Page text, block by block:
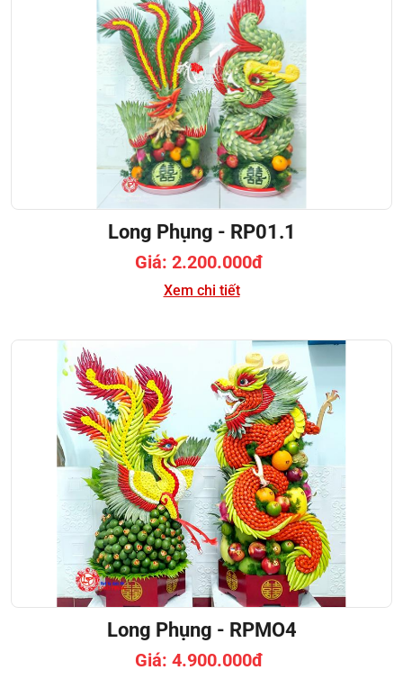
Long Phụng - RP01.1
Giá: 2.200.000đ
Xem chi tiết
Long Phụng - RPMO4
Giá: 4.900.000đ